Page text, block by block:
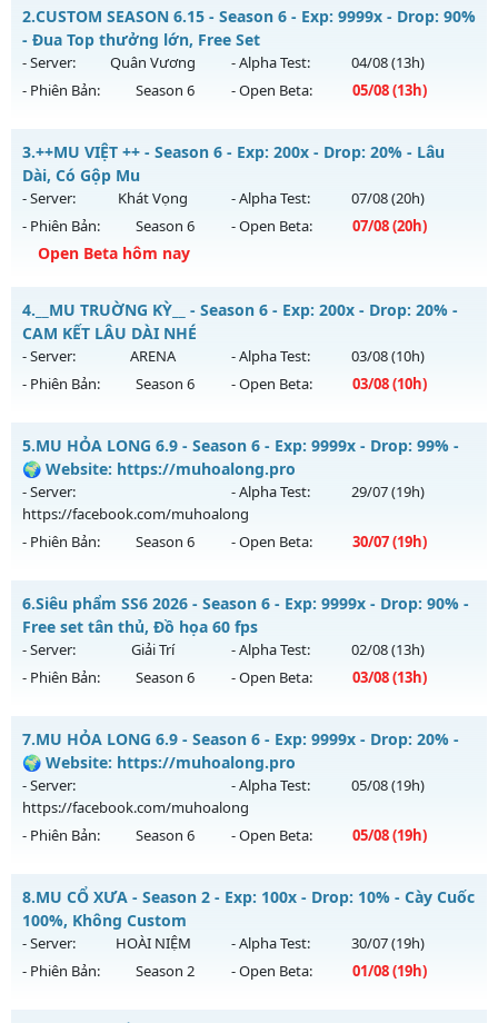
Mu mới ra tháng 08 2026 - Mở máy chủ
ngày 07/08/2626
Exp: 150x - Drop: 5%
Thể loại: Mu Nguyên bản Webzen
Antihack: BDCAM
2.CUSTOM SEASON 6.15 - Season 6 - Exp: 9999x - Drop: 90%
- Đua Top thưởng lớn, Free Set
- Server: Quân Vương - Alpha Test: 04/08(13h)
- Phiên Bản:
Season 6 - Open Beta: 05/08(13h)
CUSTOM SEASON 6.15 - Đua Top thưởng lớn, Free Set
Mu mới ra tháng 08 2026 - Mở máy chủ
13h ngày 05/08/2626
Exp: 9999x - Drop: 90%
Kiểu reset: Reset In Game
Thể loại: Mu Bán Đồ Full Trong Shop
Antihack: Phoenix Season 6.15
3.++MU VIỆT ++ - Season 6 - Exp: 200x - Drop: 20% - Lâu
Dài, Có Gộp Mu
- Server: Khát Vọng - Alpha Test: 07/08(20h)
- Phiên Bản:
Season 6 - Open Beta: 07/08(20h)
Open Beta hôm nay
++MU VIỆT ++ - Lâu Dài, Có Gộp Mu
Mu mới ra tháng 08 2026 - Mở máy chủ
ngày 07/08/2626
Exp: 200x - Drop: 20%
Thể loại: Mu Nguyên bản Webzen
Antihack: Shark Shield
4. __MU TRUỜNG KỲ__ - Season 6 - Exp: 200x - Drop: 20% -
CAM KẾT LÂU DÀI NHÉ
- Server: ARENA - Alpha Test: 03/08(10h)
- Phiên Bản:
Season 6 - Open Beta: 03/08(10h)
__MU TRUỜNG KỲ__ - CAM KẾT LÂU DÀI NHÉ
Mu mới ra tháng 08 2026 - Mở máy chủ
ngày 03/08/2626
Exp: 200x - Drop: 20%
Thể loại: Mu Nguyên bản Webzen
Antihack: GoldShield
5.MU HỎA LONG 6.9 - Season 6 - Exp: 9999x - Drop: 99% -
🌍 Website: https://muhoalong.pro
- Server:
https://facebook.com/muhoalong
- Alpha Test: 29/07(19h)
- Phiên Bản: Season 6 - Open Beta: 30/07(19h)
MU HỎA LONG 6.9 - 🌍 Website: https://muhoalong.pro
Mu mới ra tháng 07 2026 - Mở máy chủ
https://facebook.com/muhoalongvào 19h ngày
30/07/2626
Kiểu reset: Non Reset
Thể loại: Mu Nguyên bản Webzen
Antihack: Xshiel
6.Siêu phẩm SS6 2026 - Season 6 - Exp: 9999x - Drop: 90% -
Free set tân thủ, Đồ họa 60 fps
- Server: Giải Trí - Alpha Test: 02/08(13h)
- Phiên Bản:
Season 6 - Open Beta: 03/08(13h)
Siêu phẩm SS6 2026 - Free set tân thủ, Đồ họa 60 fps
Mu mới ra tháng 08 2026 - Mở máy chủ
ngày 03/08/2626
Exp: 9999x - Drop: 90%
Thể loại: Mu Bán Đồ Full Trong Shop
Antihack: Anti Phoenix
7.MU HỎA LONG 6.9 - Season 6 - Exp: 9999x - Drop: 20% -
🌍 Website: https://muhoalong.pro
- Server:
https://facebook.com/muhoalong
- Alpha Test: 05/08(19h)
- Phiên Bản: Season 6 - Open Beta: 05/08(19h)
MU HỎA LONG 6.9 - 🌍 Website: https://muhoalong.pro
Mu mới ra tháng 08 2026 - Mở máy chủ
https://facebook.com/muhoalongvào 19h ngày
05/08/2626
8.MU CỔ XƯA - Season 2 - Exp: 100x - Drop: 10% - Cày Cuốc
100%, Không Custom
- Server: HOÀI NIỆM - Alpha Test: 30/07(19h)
- Phiên Bản:
Season 2 - Open Beta: 01/08(19h)